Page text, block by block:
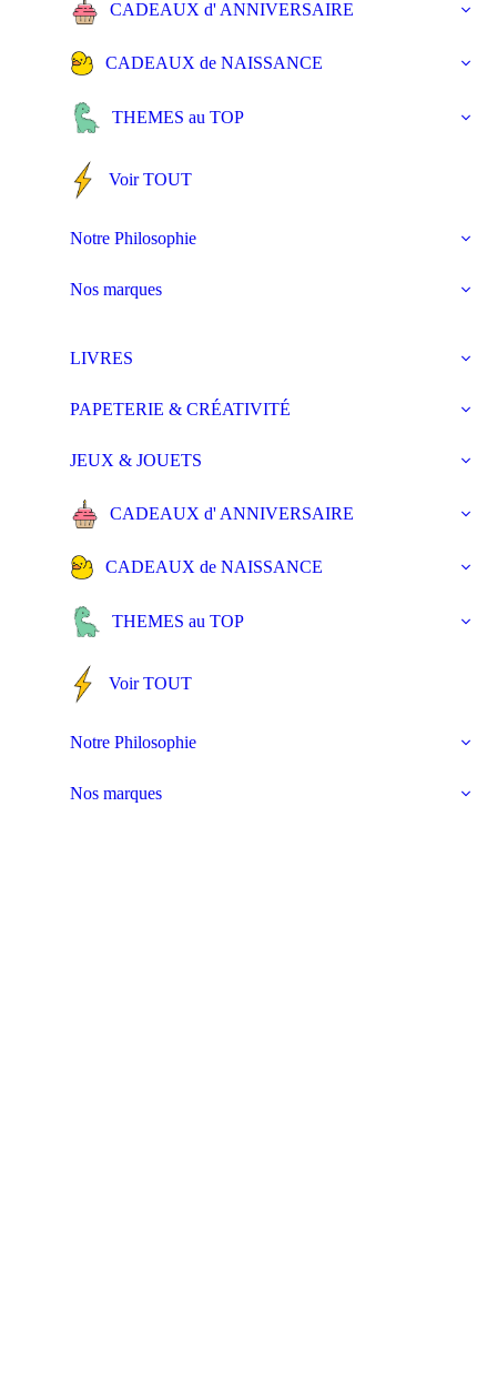
CADEAUX d' ANNIVERSAIRE
CADEAUX de NAISSANCE
THEMES au TOP
Voir TOUT
Notre Philosophie
Nos marques
LIVRES
PAPETERIE & CRÉATIVITÉ
JEUX & JOUETS
CADEAUX d' ANNIVERSAIRE
CADEAUX de NAISSANCE
THEMES au TOP
Voir TOUT
Notre Philosophie
Nos marques